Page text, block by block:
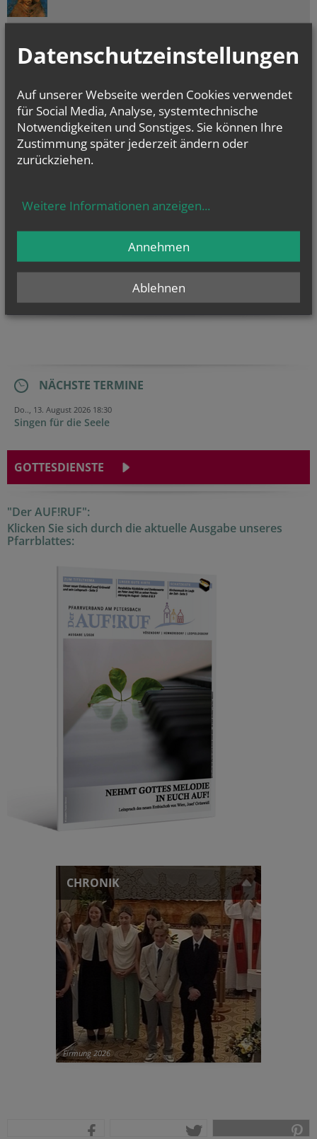
Spenden bitte an:
AT68 3225 0000 0033 6818
NÄCHSTE TERMINE
Do.., 13. August 2026 18:30
Singen für die Seele
GOTTESDIENSTE
"Der AUF!RUF":
Klicken Sie sich durch die aktuelle Ausgabe unseres
Pfarrblattes:
CHRONIK
Firmung 2026
Datenschutzeinstellungen
Auf unserer Webseite werden Cookies verwendet
für Social Media, Analyse, systemtechnische
Notwendigkeiten und Sonstiges. Sie können Ihre
Zustimmung später jederzeit ändern oder
zurückziehen.
Weitere Informationen anzeigen...
Ablehnen
Annehmen